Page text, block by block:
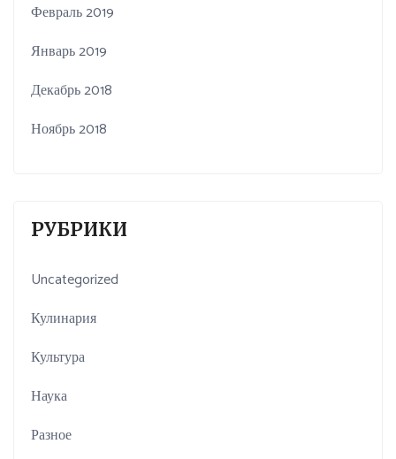
Февраль 2019
Январь 2019
Декабрь 2018
Ноябрь 2018
РУБРИКИ
Uncategorized
Кулинария
Культура
Наука
Разное